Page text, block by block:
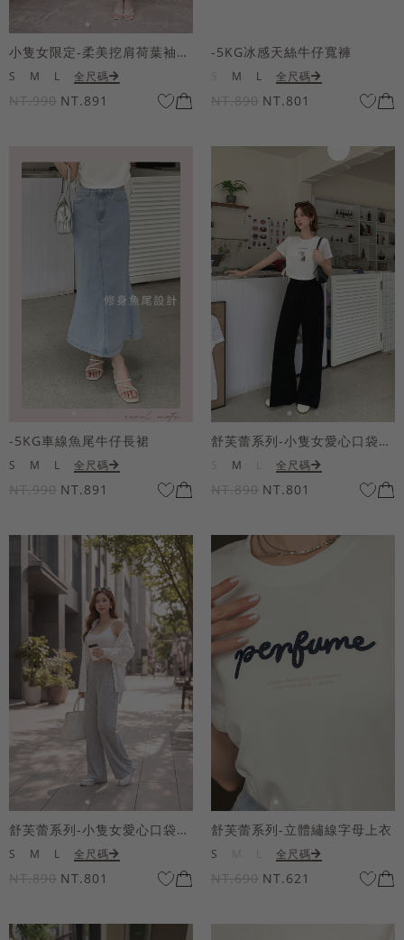
小隻女限定-柔美挖肩荷葉袖魚尾長洋裝
S M L 全尺碼
NT.990 NT.891
-5KG冰感天絲牛仔寬褲
M L 全尺碼
NT.890 NT.801
-5KG車線魚尾牛仔長裙
S M L 全尺碼
NT.990 NT.891
舒芙蕾系列-小隻女愛心口袋寬褲
M 全尺碼
NT.890 NT.801
舒芙蕾系列-小隻女愛心口袋寬褲
S M L 全尺碼
NT.890 NT.801
舒芙蕾系列-立體繡線字母上衣
S 全尺碼
NT.690 NT.621